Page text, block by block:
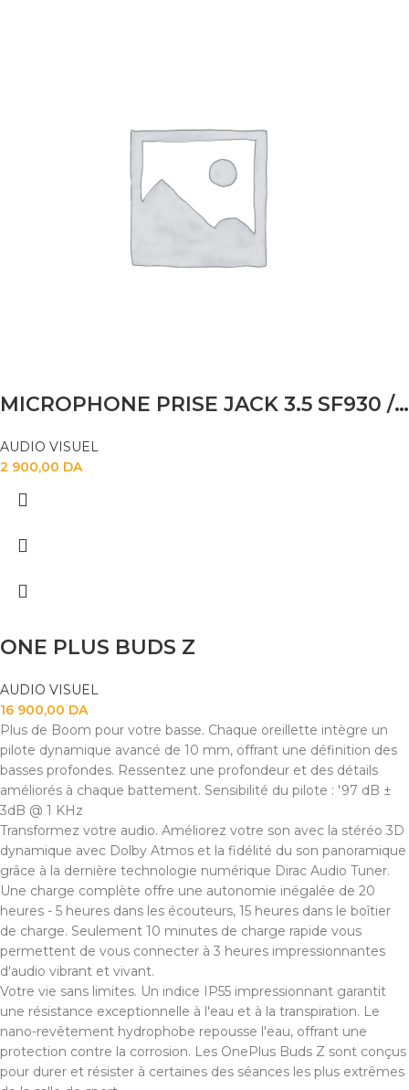
MICROPHONE PRISE JACK 3.5 SF930 / SK30
AUDIO VISUEL
2 900,00 DA
ONE PLUS BUDS Z
AUDIO VISUEL
16 900,00 DA
Plus de Boom pour votre basse. Chaque oreillette intègre un
pilote dynamique avancé de 10 mm, offrant une définition des
basses profondes. Ressentez une profondeur et des détails
améliorés à chaque battement. Sensibilité du pilote : '97 dB ±
3dB @ 1 KHz
Transformez votre audio. Améliorez votre son avec la stéréo 3D
dynamique avec Dolby Atmos et la fidélité du son panoramique
grâce à la dernière technologie numérique Dirac Audio Tuner.
Une charge complète offre une autonomie inégalée de 20
heures - 5 heures dans les écouteurs, 15 heures dans le boîtier
de charge. Seulement 10 minutes de charge rapide vous
permettent de vous connecter à 3 heures impressionnantes
d'audio vibrant et vivant.
Votre vie sans limites. Un indice IP55 impressionnant garantit
une résistance exceptionnelle à l'eau et à la transpiration. Le
nano-revêtement hydrophobe repousse l'eau, offrant une
protection contre la corrosion. Les OnePlus Buds Z sont conçus
pour durer et résister à certaines des séances les plus extrêmes